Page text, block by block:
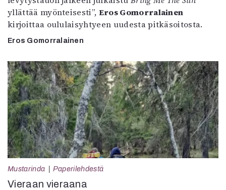
yllättää myönteisesti”, Eros Gomorralainen
kirjoittaa oululaisyhtyeen uudesta pitkäsoitosta.
Eros Gomorralainen
Mustarinda Paperilehdestä
Vieraan vieraana